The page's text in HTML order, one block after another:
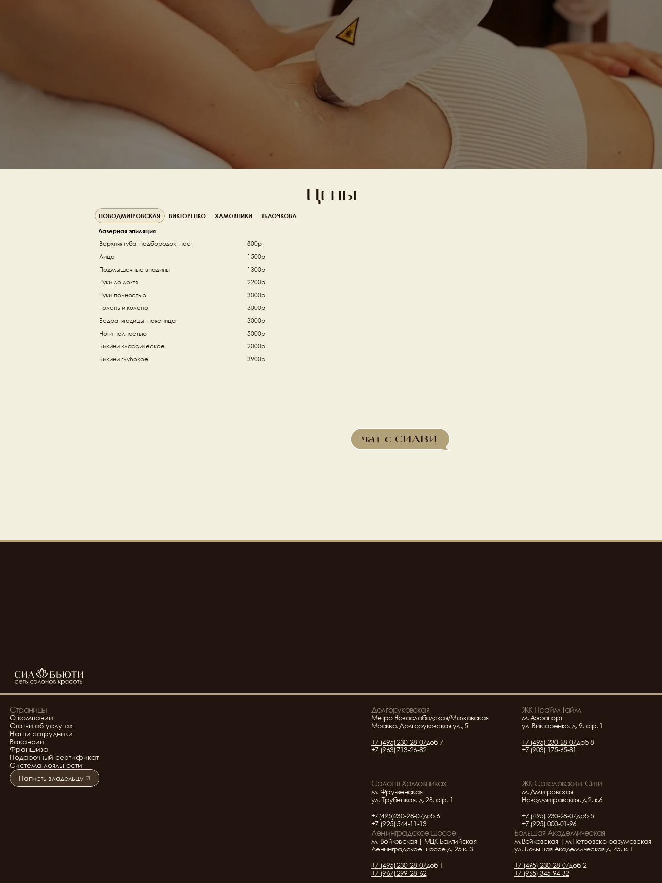
Записаться
Подробнее о салоне
Страницы
О компании
Статьи об услугах
Наши сотрудники
Вакансии
Франшиза
Подарочный сертификат
Система лояльности
Написть владельцу
Долгоруковская
Метро Новослободская/Маяковская
Москва, Долгоруковская ул., 5
+7 (495) 230-28-07доб 7
+7 (963) 713-26-82
ЖК Прайм Тайм
м. Аэропорт
ул. Викторенко, д. 9, стр. 1
+7 (495) 230-28-07доб 8
+7 (903) 175-65-81
Салон в Хамовниках
м. Фрунзенская
ул. Трубецкая, д. 28, стр. 1
+7(495)230-28-07доб 6
+7 (925) 544-11-13
ЖК Савёловский  Сити
м. Дмитровская
Новодмитровская, д.2, к.6
+7 (495) 230-28-07доб 5
+7 (925) 000-01-96
Ленинградское шоссе
м. Войковская | МЦК Балтийская
Ленинградское шоссе д. 25 к. 3
+7 (495) 230-28-07доб 1
+7 (967) 299-28-62
Большая Академическая
м.Войковская | м.Петровско-разумовская
ул. Большая Академическая д. 45, к. 1
+7 (495) 230-28-07доб 2
+7 (965) 345-94-32
чат с СИЛВИ
Цены
НОВОДМИТРОВСКАЯ ВИКТОРЕНКО ХАМОВНИКИ
ЯБЛОЧКОВА
Лазерная эпиляция
Верхняя губа, подбородок, нос
800р
Лицо
1500р
Подмышечные впадины
1300р
Руки до локтя
2200р
Руки полностью
3000р
Голень и колено
3000р
Бедра, ягодицы, поясница
3000р
Ноги полностью
5000р
Бикини классическое
2000р
Бикини глубокое
3900р